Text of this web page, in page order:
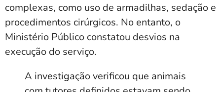
complexas, como uso de armadilhas, sedação e
procedimentos cirúrgicos. No entanto, o
Ministério Público constatou desvios na
execução do serviço.
A investigação verificou que animais